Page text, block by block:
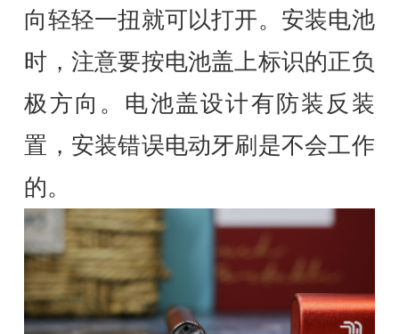
向轻轻一扭就可以打开。安装电池
时，注意要按电池盖上标识的正负
极方向。电池盖设计有防装反装
置，安装错误电动牙刷是不会工作
的。